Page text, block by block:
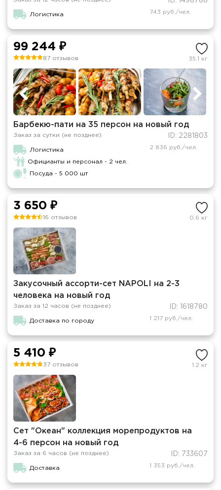
Логистика 743 руб./чел.
99 244 ₽
87 отзывов 35.1 кг
Барбекю-пати на 35 персон на новый год
Заказ за сутки (не позднее) ID: 2281803
Логистика
Официанты и персонал - 2 чел.
Посуда - 5 000 шт
2 836 руб./чел.
3 650 ₽
16 отзывов 0.6 кг
Закусочный ассорти-сет NAPOLI на 2-3
человека на новый год
Заказ за 12 часов (не позднее) ID: 1618780
Доставка по городу 1 217 руб./чел.
5 410 ₽
37 отзывов 1.2 кг
Сет "Океан" коллекция морепродуктов на
4-6 персон на новый год
Заказ за 6 часов (не позднее) ID: 733607
Доставка 1 353 руб./чел.